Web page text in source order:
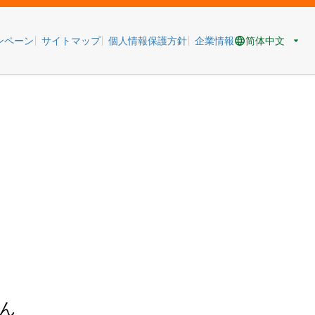
ペーン サイトマップ 個人情報保護方針 企業情報 简体中文